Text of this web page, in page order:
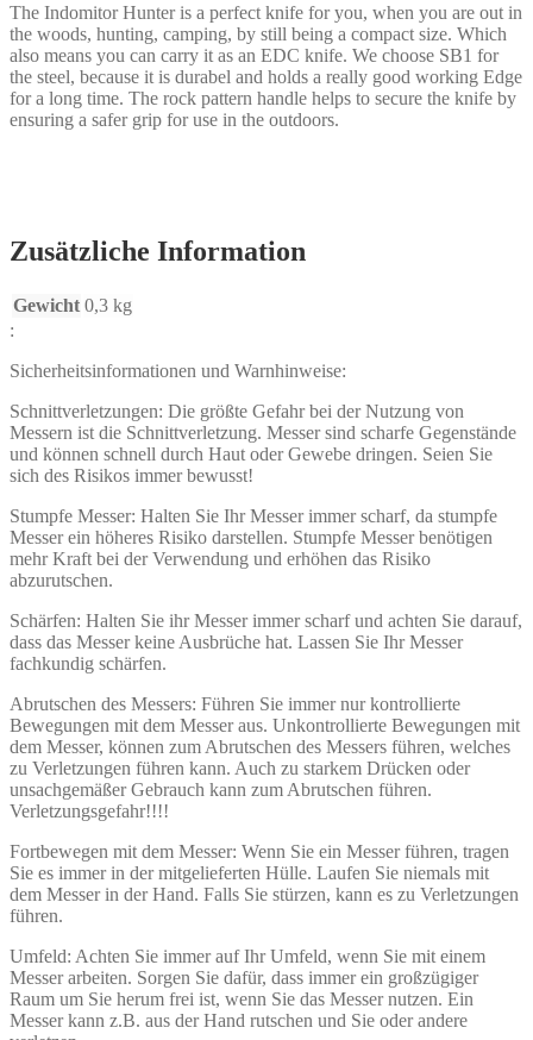
The Indomitor Hunter is a perfect knife for you, when you are out in
the woods, hunting, camping, by still being a compact size. Which
also means you can carry it as an EDC knife. We choose SB1 for
the steel, because it is durabel and holds a really good working Edge
for a long time. The rock pattern handle helps to secure the knife by
ensuring a safer grip for use in the outdoors.
Zusätzliche Information
Gewicht 0,3 kg
:
Sicherheitsinformationen und Warnhinweise:
Schnittverletzungen: Die größte Gefahr bei der Nutzung von
Messern ist die Schnittverletzung. Messer sind scharfe Gegenstände
und können schnell durch Haut oder Gewebe dringen. Seien Sie
sich des Risikos immer bewusst!
Stumpfe Messer: Halten Sie Ihr Messer immer scharf, da stumpfe
Messer ein höheres Risiko darstellen. Stumpfe Messer benötigen
mehr Kraft bei der Verwendung und erhöhen das Risiko
abzurutschen.
Schärfen: Halten Sie ihr Messer immer scharf und achten Sie darauf,
dass das Messer keine Ausbrüche hat. Lassen Sie Ihr Messer
fachkundig schärfen.
Abrutschen des Messers: Führen Sie immer nur kontrollierte
Bewegungen mit dem Messer aus. Unkontrollierte Bewegungen mit
dem Messer, können zum Abrutschen des Messers führen, welches
zu Verletzungen führen kann. Auch zu starkem Drücken oder
unsachgemäßer Gebrauch kann zum Abrutschen führen.
Verletzungsgefahr!!!!
Fortbewegen mit dem Messer: Wenn Sie ein Messer führen, tragen
Sie es immer in der mitgelieferten Hülle. Laufen Sie niemals mit
dem Messer in der Hand. Falls Sie stürzen, kann es zu Verletzungen
führen.
Umfeld: Achten Sie immer auf Ihr Umfeld, wenn Sie mit einem
Messer arbeiten. Sorgen Sie dafür, dass immer ein großzügiger
Raum um Sie herum frei ist, wenn Sie das Messer nutzen. Ein
Messer kann z.B. aus der Hand rutschen und Sie oder andere